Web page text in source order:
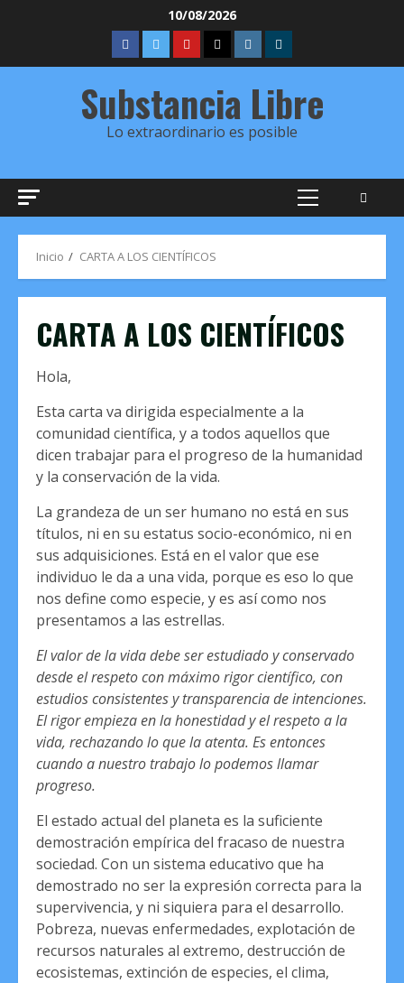
10/08/2026
FBK TW YT IVOOXINSTAGRAM
Telegram
Substancia Libre
Lo extraordinario es posible
Menú
Inicio CARTA A LOS CIENTÍFICOS
CARTA A LOS CIENTÍFICOS
Hola,
Esta carta va dirigida especialmente a la
comunidad científica, y a todos aquellos que
dicen trabajar para el progreso de la humanidad
y la conservación de la vida.
La grandeza de un ser humano no está en sus
títulos, ni en su estatus socio-económico, ni en
sus adquisiciones. Está en el valor que ese
individuo le da a una vida, porque es eso lo que
nos define como especie, y es así como nos
presentamos a las estrellas.
El valor de la vida debe ser estudiado y conservado
desde el respeto con máximo rigor científico, con
estudios consistentes y transparencia de intenciones.
El rigor empieza en la honestidad y el respeto a la
vida, rechazando lo que la atenta. Es entonces
cuando a nuestro trabajo lo podemos llamar
progreso.
El estado actual del planeta es la suficiente
demostración empírica del fracaso de nuestra
sociedad. Con un sistema educativo que ha
demostrado no ser la expresión correcta para la
supervivencia, y ni siquiera para el desarrollo.
Pobreza, nuevas enfermedades, explotación de
recursos naturales al extremo, destrucción de
ecosistemas, extinción de especies, el clima,